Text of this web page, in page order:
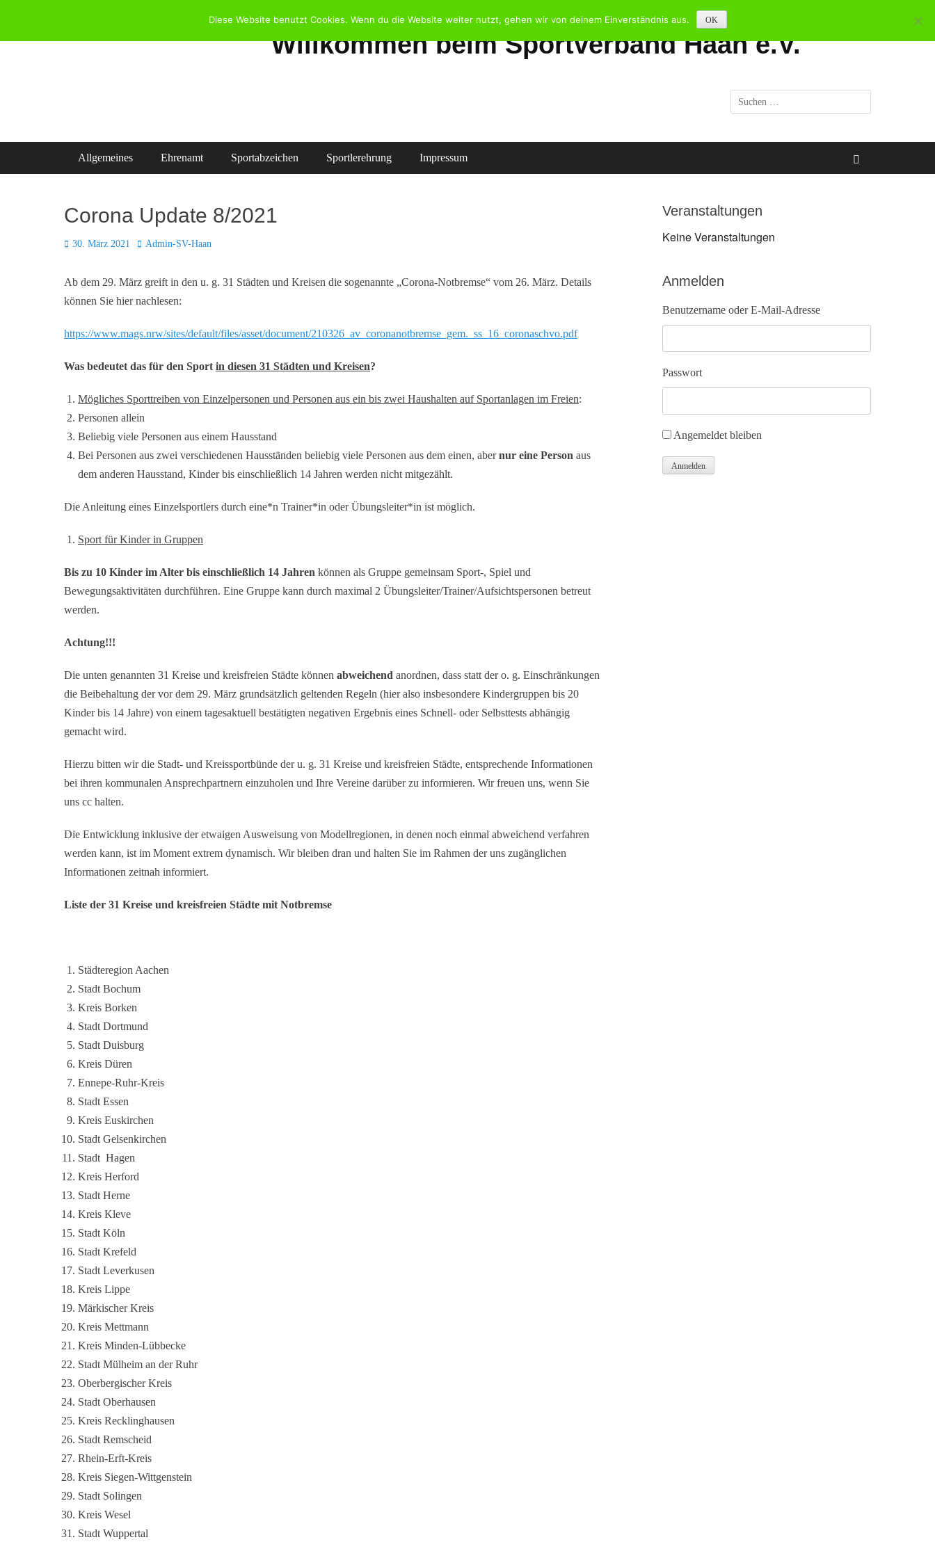
Willkommen beim Sportverband Haan e.V.
Suchen
nach:
Primäres Menü
Allgemeines Ehrenamt Sportabzeichen Sportlerehrung Impressum
Corona Update 8/2021
Posted
30. März 2021 Autor
Admin-SV-Haan
Ab dem 29. März greift in den u. g. 31 Städten und Kreisen die sogenannte „Corona-Notbremse“ vom 26. März. Details
können Sie hier nachlesen:
https://www.mags.nrw/sites/default/files/asset/document/210326_av_coronanotbremse_gem._ss_16_coronaschvo.pdf
Was bedeutet das für den Sport in diesen 31 Städten und Kreisen?
Mögliches Sporttreiben von Einzelpersonen und Personen aus ein bis zwei Haushalten auf Sportanlagen im Freien:
Personen allein
Beliebig viele Personen aus einem Hausstand
Bei Personen aus zwei verschiedenen Hausständen beliebig viele Personen aus dem einen, abernur eine Person aus
dem anderen Hausstand, Kinder bis einschließlich 14 Jahren werden nicht mitgezählt.
Die Anleitung eines Einzelsportlers durch eine*n Trainer*in oder Übungsleiter*in ist möglich.
Sport für Kinder in Gruppen
Bis zu 10 Kinder im Alter bis einschließlich 14 Jahren können als Gruppe gemeinsam Sport-, Spiel und
Bewegungsaktivitäten durchführen. Eine Gruppe kann durch maximal 2 Übungsleiter/Trainer/Aufsichtspersonen betreut
werden.
Achtung!!!
Die unten genannten 31 Kreise und kreisfreien Städte können abweichend anordnen, dass statt der o. g. Einschränkungen
die Beibehaltung der vor dem 29. März grundsätzlich geltenden Regeln (hier also insbesondere Kindergruppen bis 20
Kinder bis 14 Jahre) von einem tagesaktuell bestätigten negativen Ergebnis eines Schnell- oder Selbsttests abhängig
gemacht wird.
Hierzu bitten wir die Stadt- und Kreissportbünde der u. g. 31 Kreise und kreisfreien Städte, entsprechende Informationen
bei ihren kommunalen Ansprechpartnern einzuholen und Ihre Vereine darüber zu informieren. Wir freuen uns, wenn Sie
uns cc halten.
Die Entwicklung inklusive der etwaigen Ausweisung von Modellregionen, in denen noch einmal abweichend verfahren
werden kann, ist im Moment extrem dynamisch. Wir bleiben dran und halten Sie im Rahmen der uns zugänglichen
Informationen zeitnah informiert.
Liste der 31 Kreise und kreisfreien Städte mit Notbremse
Städteregion Aachen
Stadt Bochum
Kreis Borken
Stadt Dortmund
Stadt Duisburg
Kreis Düren
Ennepe-Ruhr-Kreis
Stadt Essen
Kreis Euskirchen
Stadt Gelsenkirchen
Stadt Hagen
Kreis Herford
Stadt Herne
Kreis Kleve
Stadt Köln
Stadt Krefeld
Stadt Leverkusen
Kreis Lippe
Märkischer Kreis
Kreis Mettmann
Kreis Minden-Lübbecke
Stadt Mülheim an der Ruhr
Oberbergischer Kreis
Stadt Oberhausen
Kreis Recklinghausen
Stadt Remscheid
Rhein-Erft-Kreis
Kreis Siegen-Wittgenstein
Stadt Solingen
Kreis Wesel
Stadt Wuppertal
Veranstaltungen
Keine Veranstaltungen
Anmelden
Benutzername oder E-Mail-Adresse
Passwort
Angemeldet bleiben
Anmelden
Diese Website benutzt Cookies. Wenn du die Website weiter nutzt, gehen wir von deinem Einverständnis aus. OK